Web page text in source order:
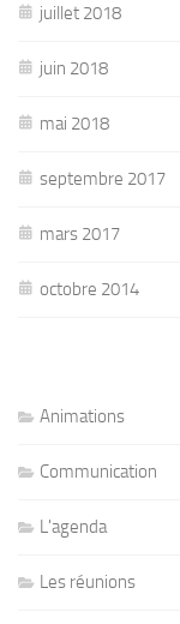
juillet 2018
juin 2018
mai 2018
septembre 2017
mars 2017
octobre 2014
Animations
Communication
L'agenda
Les réunions